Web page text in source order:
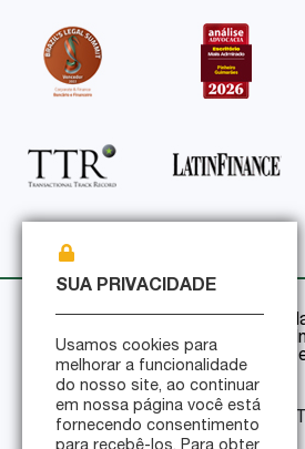
Política de
Política de Segurança da
Certificações de Segurança
© 2026 Pinheiro Guimarães -
reservados
SUA PRIVACIDADE
Usamos cookies para
melhorar a funcionalidade
do nosso site, ao continuar
em nossa página você está
fornecendo consentimento